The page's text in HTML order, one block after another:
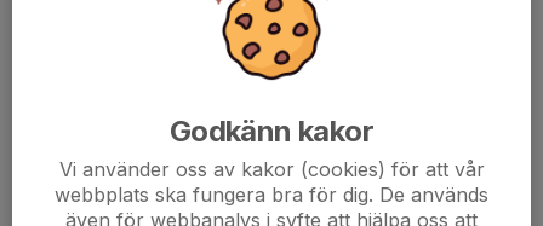
Godkänn kakor
Vi använder oss av kakor (cookies) för att vår
webbplats ska fungera bra för dig. De används
även för webbanalys i syfte att hjälpa oss att